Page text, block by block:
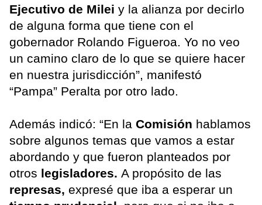
Ejecutivo de Milei y la alianza por decirlo
de alguna forma que tiene con el
gobernador Rolando Figueroa. Yo no veo
un camino claro de lo que se quiere hacer
en nuestra jurisdicción”, manifestó
“Pampa” Peralta por otro lado.
Además indicó: “En la Comisión hablamos
sobre algunos temas que vamos a estar
abordando y que fueron planteados por
otros legisladores. A propósito de las
represas, expresé que iba a esperar un